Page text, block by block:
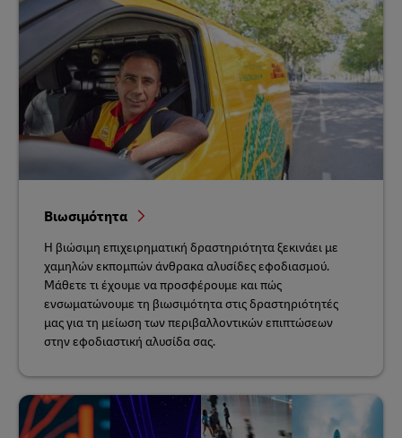
Βιωσιμότητα
Η βιώσιμη επιχειρηματική δραστηριότητα ξεκινάει με
χαμηλών εκπομπών άνθρακα αλυσίδες εφοδιασμού.
Μάθετε τι έχουμε να προσφέρουμε και πώς
ενσωματώνουμε τη βιωσιμότητα στις δραστηριότητές
μας για τη μείωση των περιβαλλοντικών επιπτώσεων
στην εφοδιαστική αλυσίδα σας.